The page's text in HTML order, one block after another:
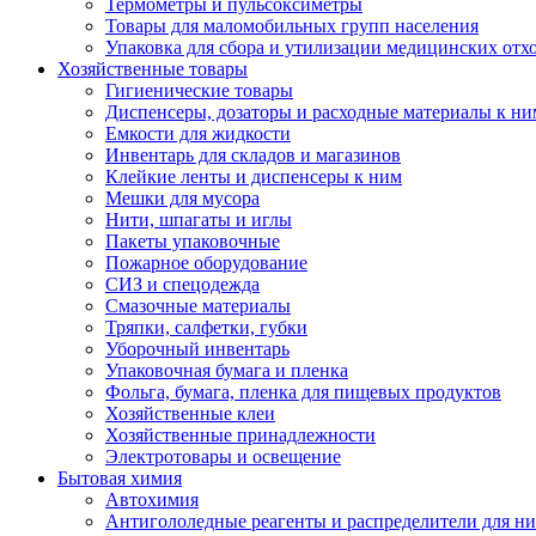
Термометры и пульсоксиметры
Товары для маломобильных групп населения
Упаковка для сбора и утилизации медицинских
Хозяйственные товары
Гигиенические товары
Диспенсеры, дозаторы и расходные материалы к
Емкости для жидкости
Инвентарь для складов и магазинов
Клейкие ленты и диспенсеры к ним
Мешки для мусора
Нити, шпагаты и иглы
Пакеты упаковочные
Пожарное оборудование
СИЗ и спецодежда
Смазочные материалы
Тряпки, салфетки, губки
Уборочный инвентарь
Упаковочная бумага и пленка
Фольга, бумага, пленка для пищевых продуктов
Хозяйственные клеи
Хозяйственные принадлежности
Электротовары и освещение
Бытовая химия
Автохимия
Антигололедные реагенты и распределители для